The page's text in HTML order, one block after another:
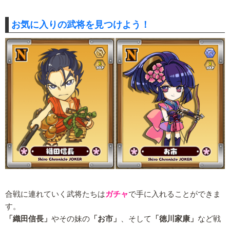
お気に入りの武将を見つけよう！
合戦に連れていく武将たちはガチャで手に入れることができま
す。
「織田信長」 やその妹の 「お市」 、そして 「徳川家康」 など戦